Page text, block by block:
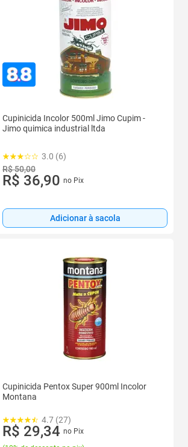
Cupinicida Incolor 500ml Jimo Cupim -
Jimo quimica industrial ltda
3.0 (6)
R$ 50,00
R$ 36,90 no Pix
Adicionar à sacola
Cupinicida Pentox Super 900ml Incolor
Montana
4.7 (27)
R$ 29,34 no Pix